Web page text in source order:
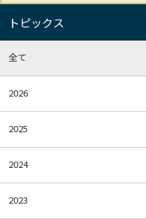
トピックス
全て
2026
2025
2024
2023